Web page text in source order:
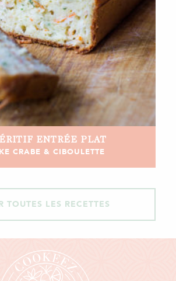
ENTRÉE PLAT
CRABE & CIBOULETTE
TOUTES LES RECETTES